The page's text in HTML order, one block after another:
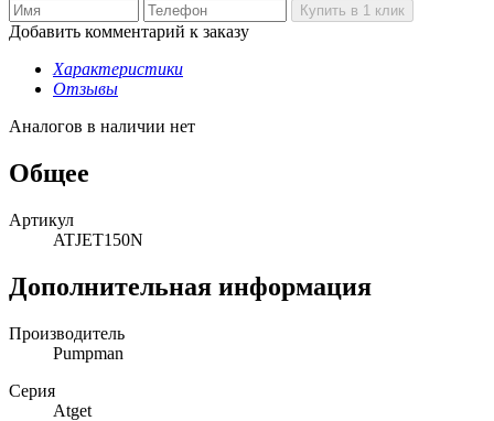
Добавить комментарий к заказу
Характеристики
Отзывы
Аналогов в наличии нет
Общее
Артикул
ATJET150N
Дополнительная информация
Производитель
Pumpman
Серия
Atget